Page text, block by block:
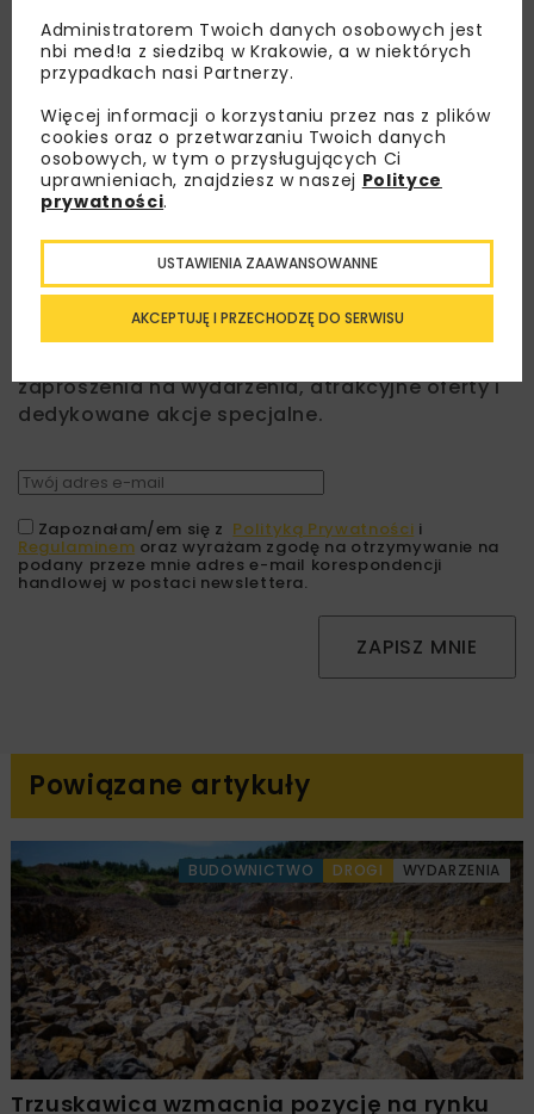
Lubisz wiedzieć więcej?
Zapisz się do newslettera aby otrzymywać od
zaproszenia na wydarzenia, atrakcyjne oferty i
dedykowane akcje specjalne.
Zapoznałam/em się z Polityką Prywatności i
Regulaminem oraz wyrażam zgodę na otrzymywanie na
podany przeze mnie adres e-mail korespondencji
handlowej w postaci newslettera.
ZAPISZ MNIE
Powiązane artykuły
BUDOWNICTWO DROGI WYDARZENIA
Trzuskawica wzmacnia pozycję na rynku
Administratorem Twoich danych osobowych jest
nbi med!a z siedzibą w Krakowie, a w niektórych
przypadkach nasi Partnerzy.
Więcej informacji o korzystaniu przez nas z plików
cookies oraz o przetwarzaniu Twoich danych
osobowych, w tym o przysługujących Ci
uprawnieniach, znajdziesz w naszej Polityce
prywatności.
AKCEPTUJĘ I PRZECHODZĘ DO SERWISU
USTAWIENIA ZAAWANSOWANNE